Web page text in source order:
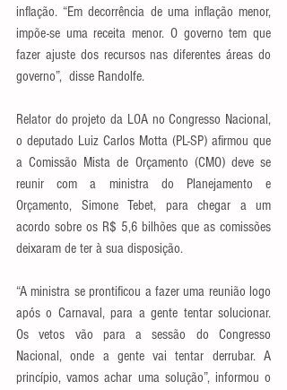
inflação. “Em decorrência de uma inflação menor,
impõe-se uma receita menor. O governo tem que
fazer ajuste dos recursos nas diferentes áreas do
governo”,  disse Randolfe.
Relator do projeto da LOA no Congresso Nacional,
o deputado Luiz Carlos Motta (PL-SP) afirmou que
a Comissão Mista de Orçamento (CMO) deve se
reunir com a ministra do Planejamento e
Orçamento, Simone Tebet, para chegar a um
acordo sobre os R$ 5,6 bilhões que as comissões
deixaram de ter à sua disposição.
“A ministra se prontificou a fazer uma reunião logo
após o Carnaval, para a gente tentar solucionar.
Os vetos vão para a sessão do Congresso
Nacional, onde a gente vai tentar derrubar. A
princípio, vamos achar uma solução”, informou o